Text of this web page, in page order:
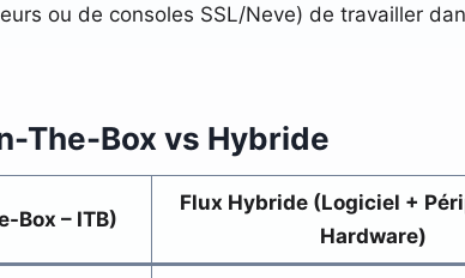
ou de consoles SSL/Neve) de travailler
The-Box vs Hybride
Box – ITB)
Flux Hybride (Logiciel +
Hardware)